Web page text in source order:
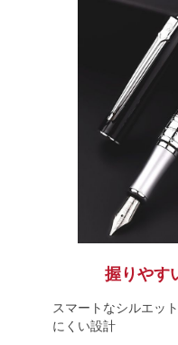
握りやす
スマートなシルエッ
にくい設計